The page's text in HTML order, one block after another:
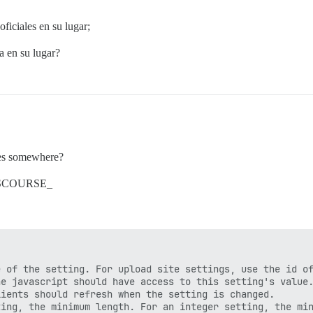
en su lugar;
en su lugar?
somewhere?